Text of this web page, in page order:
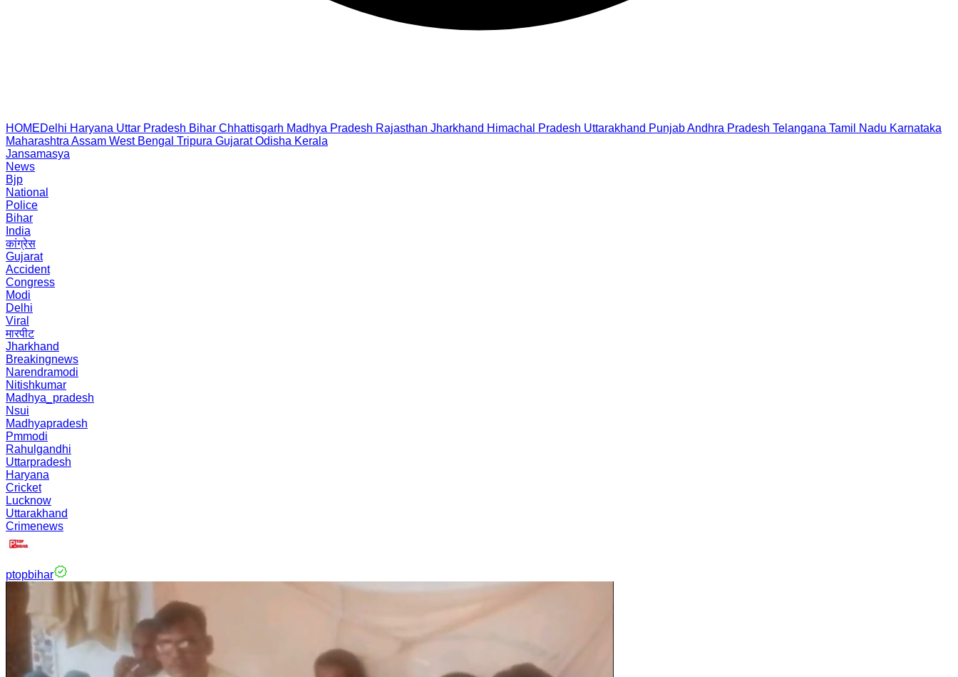
HOMEDelhi Haryana Uttar Pradesh Bihar Chhattisgarh Madhya Pradesh Rajasthan Jharkhand Himachal Pradesh Uttarakhand PunjabAndhra Pradesh Telangana Tamil Nadu Karnataka
Maharashtra Assam West Bengal Tripura Gujarat Odisha Kerala
Jansamasya
News
Bjp
National
Police
Bihar
India
कांग्रेस
Gujarat
Accident
Congress
Modi
Delhi
Viral
मारपीट
Jharkhand
Breakingnews
Narendramodi
Nitishkumar
Madhya_pradesh
Nsui
Madhyapradesh
Pmmodi
Rahulgandhi
Uttarpradesh
Haryana
Cricket
Lucknow
Uttarakhand
Crimenews
ptopbihar